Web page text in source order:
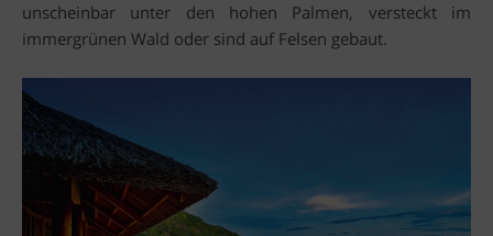
unscheinbar unter den hohen Palmen, versteckt im
immergrünen Wald oder sind auf Felsen gebaut.